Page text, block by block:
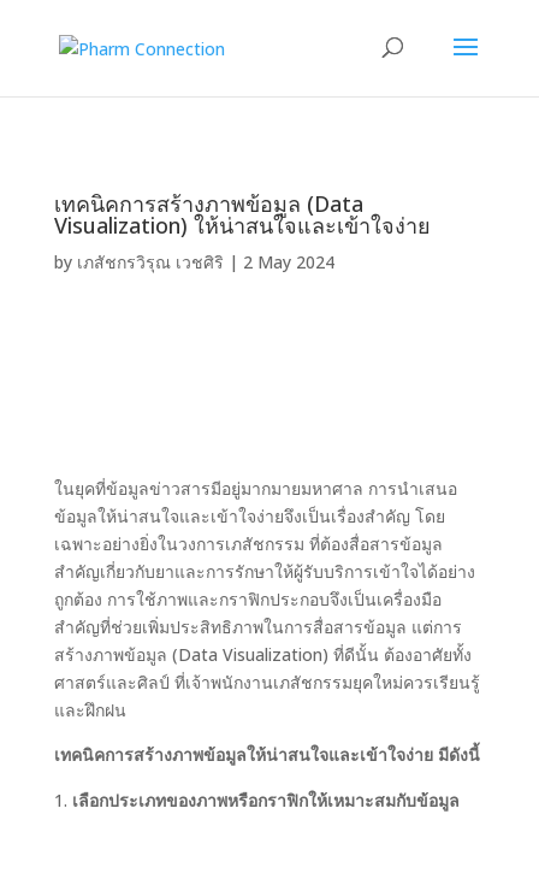
เทคนิคการสร้างภาพข้อมูล (Data
Visualization) ให้น่าสนใจและเข้าใจง่าย
by เภสัชกรวิรุณ เวชศิริ | 2 May 2024
ในยุคที่ข้อมูลข่าวสารมีอยู่มากมายมหาศาล การนำเสนอ
ข้อมูลให้น่าสนใจและเข้าใจง่ายจึงเป็นเรื่องสำคัญ โดย
เฉพาะอย่างยิ่งในวงการเภสัชกรรม ที่ต้องสื่อสารข้อมูล
สำคัญเกี่ยวกับยาและการรักษาให้ผู้รับบริการเข้าใจได้อย่าง
ถูกต้อง การใช้ภาพและกราฟิกประกอบจึงเป็นเครื่องมือ
สำคัญที่ช่วยเพิ่มประสิทธิภาพในการสื่อสารข้อมูล แต่การ
สร้างภาพข้อมูล (Data Visualization) ที่ดีนั้น ต้องอาศัยทั้ง
ศาสตร์และศิลป์ ที่เจ้าพนักงานเภสัชกรรมยุคใหม่ควรเรียนรู้
และฝึกฝน
เทคนิคการสร้างภาพข้อมูลให้น่าสนใจและเข้าใจง่าย มีดังนี้
เลือกประเภทของภาพหรือกราฟิกให้เหมาะสมกับข้อมูล